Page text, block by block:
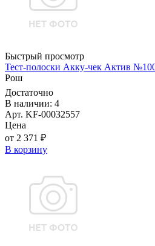
Быстрый просмотр
Тест-полоски Акку-чек Актив
Рош
Достаточно
В наличии: 4
Арт. KF-00032557
Цена
от 2 371 ₽
В корзину